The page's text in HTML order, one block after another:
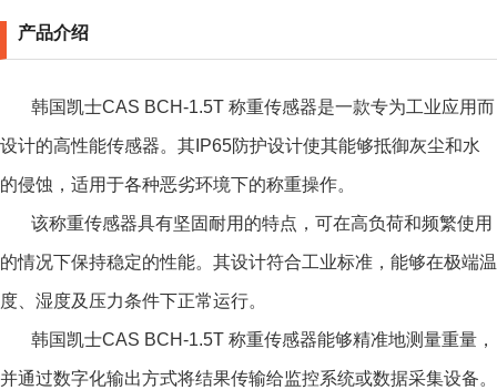
产品介绍
韩国凯士CAS BCH-1.5T 称重传感器是一款专为工业应用而
设计的高性能传感器。其IP65防护设计使其能够抵御灰尘和水
的侵蚀，适用于各种恶劣环境下的称重操作。
该称重传感器具有坚固耐用的特点，可在高负荷和频繁使用
的情况下保持稳定的性能。其设计符合工业标准，能够在极端温
度、湿度及压力条件下正常运行。
韩国凯士CAS BCH-1.5T 称重传感器能够精准地测量重量，
并通过数字化输出方式将结果传输给监控系统或数据采集设备。